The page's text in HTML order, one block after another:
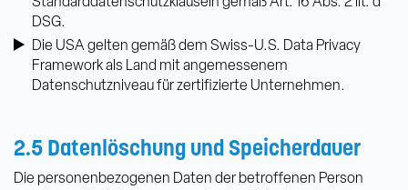
DSG.
Die USA gelten gemäß dem Swiss-U.S. Data Privacy
Framework als Land mit angemessenem
Datenschutzniveau für zertifizierte Unternehmen.
2.5 Datenlöschung und Speicherdauer
Die personenbezogenen Daten der betroffenen Person